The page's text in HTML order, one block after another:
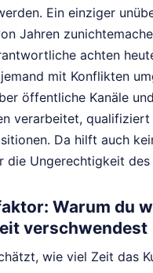
Ein einziger
Jahren
achten
mit Konflikten
öffentliche Kanäle
verarbeitet,
Da hilft auch
die Ungerechtigkeit des
Warum du
verschwendest
wie viel Zeit das